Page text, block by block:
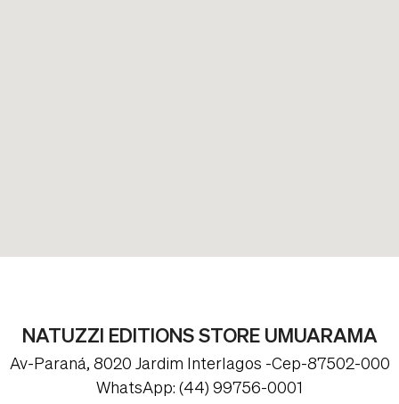
NATUZZI EDITIONS STORE UMUARAMA
Av-Paraná, 8020 Jardim Interlagos -Cep-87502-000
WhatsApp: (44) 99756-0001